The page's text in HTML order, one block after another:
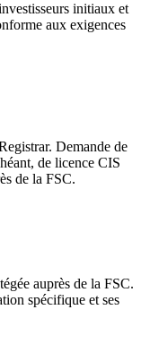
initiaux et
aux exigences
Demande de
de licence CIS
de la FSC.
auprès de la FSC.
spécifique et ses